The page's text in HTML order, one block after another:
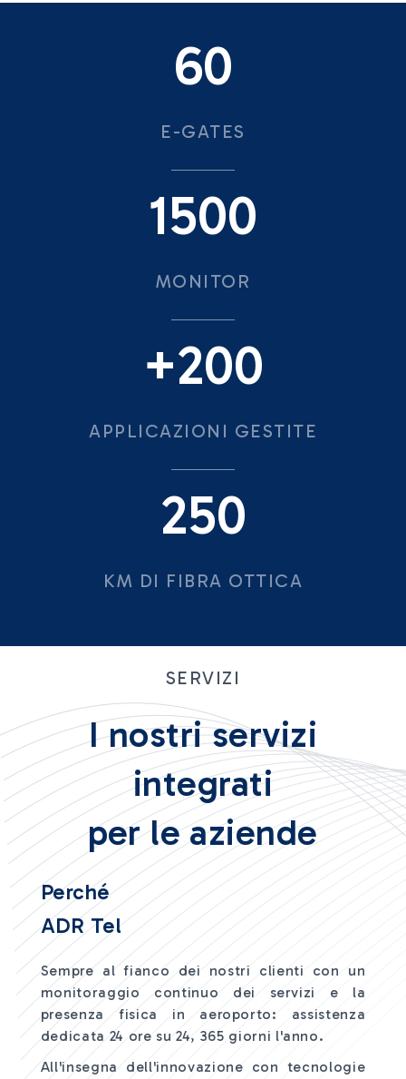
60
E-GATES
1500
MONITOR
+200
APPLICAZIONI GESTITE
250
KM DI FIBRA OTTICA
SERVIZI
I nostri servizi
integrati
per le aziende
Perché
ADR Tel
Sempre al fianco dei nostri clienti con un
monitoraggio continuo dei servizi e la
presenza fisica in aeroporto: assistenza
dedicata 24 ore su 24, 365 giorni l'anno.
All'insegna dell'innovazione con tecnologie